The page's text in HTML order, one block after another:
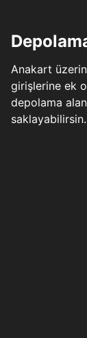
Anakart
girişlerine ek
depolama
saklayabilirsin.